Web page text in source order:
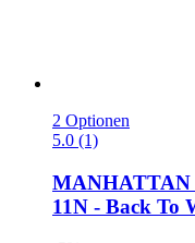
2 Optionen
5.0 (1)
MANHATTAN
11N -​ Back To